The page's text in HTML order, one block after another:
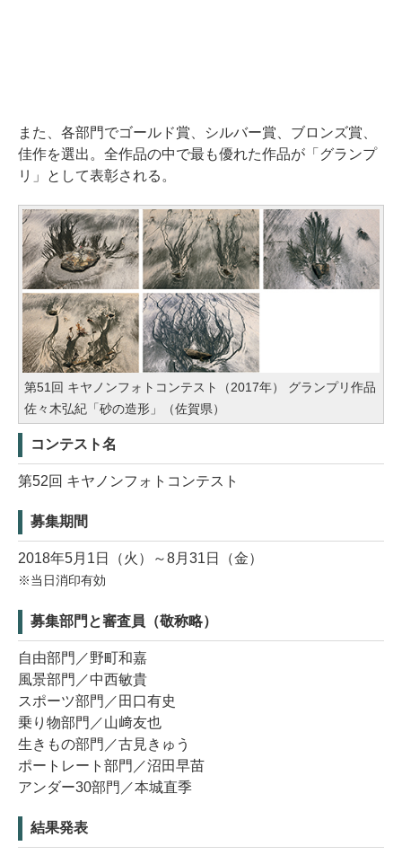
また、各部門でゴールド賞、シルバー賞、ブロンズ賞、
佳作を選出。全作品の中で最も優れた作品が「グランプ
リ」として表彰される。
第51回 キヤノンフォトコンテスト（2017年） グランプリ作品
佐々木弘紀「砂の造形」（佐賀県）
コンテスト名
第52回 キヤノンフォトコンテスト
募集期間
2018年5月1日（火）～8月31日（金）
※当日消印有効
募集部門と審査員（敬称略）
自由部門／野町和嘉
風景部門／中西敏貴
スポーツ部門／田口有史
乗り物部門／山﨑友也
生きもの部門／古見きゅう
ポートレート部門／沼田早苗
アンダー30部門／本城直季
結果発表